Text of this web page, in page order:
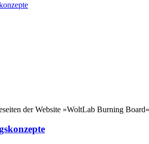
der Website »WoltLab Burning